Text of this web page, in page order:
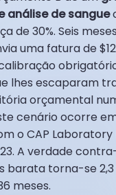
análise de sangue
de 30%. Seis
uma fatura de
lhes escaparam
orçamental
cenário ocorre
o CAP Laboratory
A verdade
barata torna-se
meses.